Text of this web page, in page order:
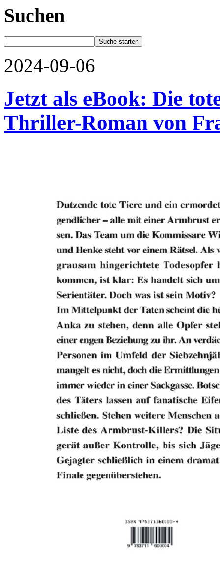
Suchen
2024-09-06
Jetzt als eBook: Die
Thriller-Roman von